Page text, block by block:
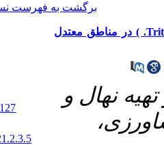
‎ 10.29252/abj.21.2.127
20.1001.1.15625540.1398.21.2.3.5